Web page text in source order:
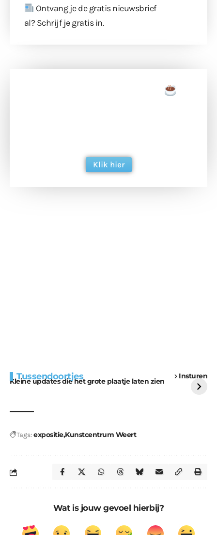
Ontvang je de gratis nieuwsbrief
al? Schrijf je gratis in.
Klik hier
Tussendoortjes Insturen
Kleine updates die het grote plaatje laten zien
voor kabouters
uitdaging
Tags:expositieKunstcentrum Weert
Wat is jouw gevoel hierbij?